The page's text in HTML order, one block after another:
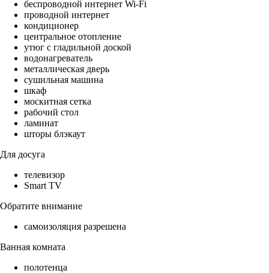
беспроводной интернет Wi-Fi
проводной интернет
кондиционер
центральное отопление
утюг с гладильной доской
водонагреватель
металлическая дверь
сушильная машина
шкаф
москитная сетка
рабочий стол
ламинат
шторы блэкаут
Для досуга
телевизор
Smart TV
Обратите внимание
самоизоляция разрешена
Ванная комната
полотенца